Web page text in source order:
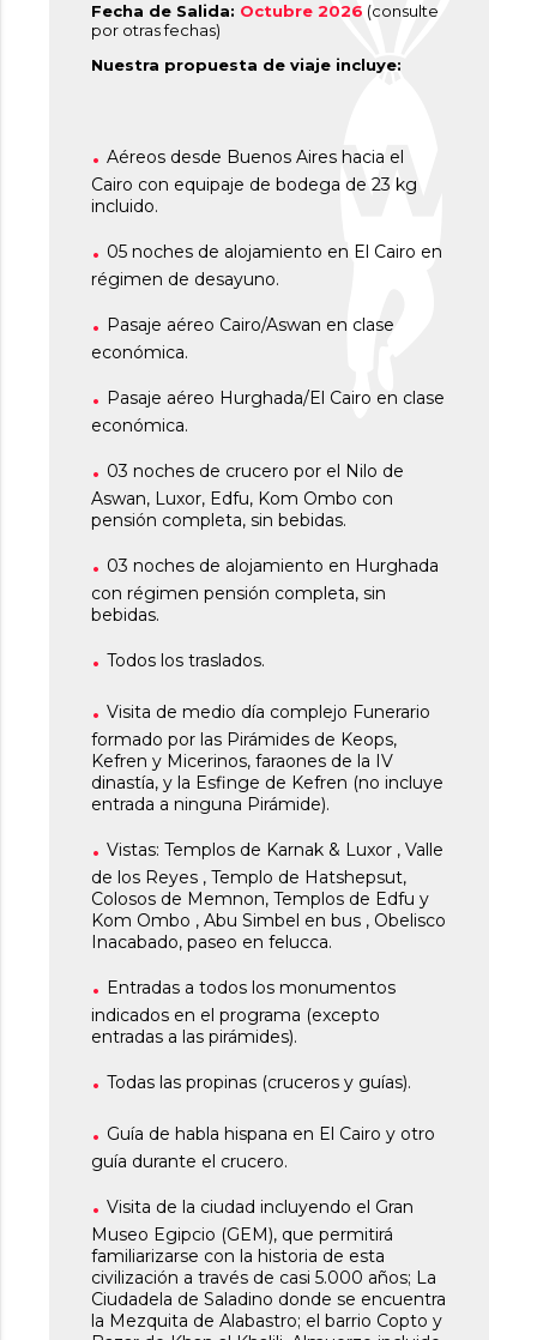
Fecha de Salida: Octubre 2026 (consulte
por otras fechas)
Nuestra propuesta de viaje incluye:
Aéreos desde Buenos Aires hacia el
Cairo con equipaje de bodega de 23 kg
incluido.
05 noches de alojamiento en El Cairo en
régimen de desayuno.
Pasaje aéreo Cairo/Aswan en clase
económica.
Pasaje aéreo Hurghada/El Cairo en clase
económica.
03 noches de crucero por el Nilo de
Aswan, Luxor, Edfu, Kom Ombo con
pensión completa, sin bebidas.
03 noches de alojamiento en Hurghada
con régimen pensión completa, sin
bebidas.
Todos los traslados.
Visita de medio día complejo Funerario
formado por las Pirámides de Keops,
Kefren y Micerinos, faraones de la IV
dinastía, y la Esfinge de Kefren (no incluye
entrada a ninguna Pirámide).
Vistas: Templos de Karnak & Luxor , Valle
de los Reyes , Templo de Hatshepsut,
Colosos de Memnon, Templos de Edfu y
Kom Ombo , Abu Simbel en bus , Obelisco
Inacabado, paseo en felucca.
Entradas a todos los monumentos
indicados en el programa (excepto
entradas a las pirámides).
Todas las propinas (cruceros y guías).
Guía de habla hispana en El Cairo y otro
guía durante el crucero.
Visita de la ciudad incluyendo el Gran
Museo Egipcio (GEM), que permitirá
familiarizarse con la historia de esta
civilización a través de casi 5.000 años; La
Ciudadela de Saladino donde se encuentra
la Mezquita de Alabastro; el barrio Copto y